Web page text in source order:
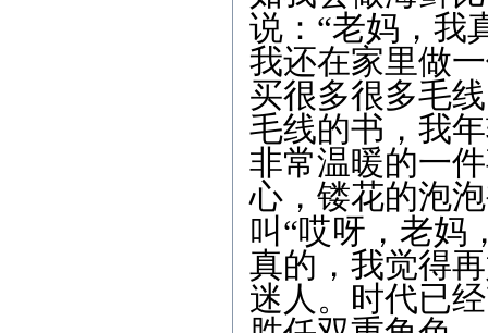
说： “老妈，我
我还在家里做
买很多很多毛
毛线的书，我
非常温暖的一
心，镂花的泡
叫 “哎呀，老妈
真的，我觉得
迷人。时代已